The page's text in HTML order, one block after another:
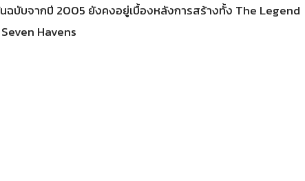
ฉบับจากปี 2005 ยังคงอยู่เบื้องหลังการสร้างทั้ง The Legend
Havens